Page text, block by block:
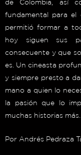
de Colombia, así
fundamental para el
permitió formar a
hoy siguen sus
consecuente y que
es. Un cineasta
y siempre presto a
mano a quien lo
la pasión que lo
muchas historias más.
Por Andrés Pedraza